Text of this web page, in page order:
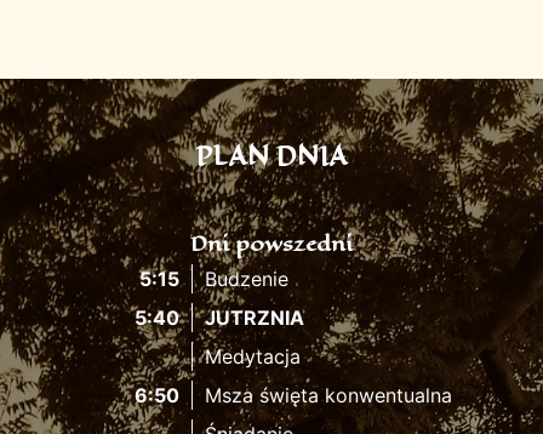
PLAN DNIA
Dni powszedni
5:15
Budzenie
5:40
JUTRZNIA
Medytacja
6:50
Msza święta konwentualna